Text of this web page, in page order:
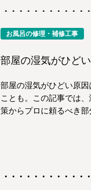
お風呂の修理・補修工事
部屋の湿気がひど
部屋の湿気がひどい原
ことも。この記事では
策からプロに頼るべき部